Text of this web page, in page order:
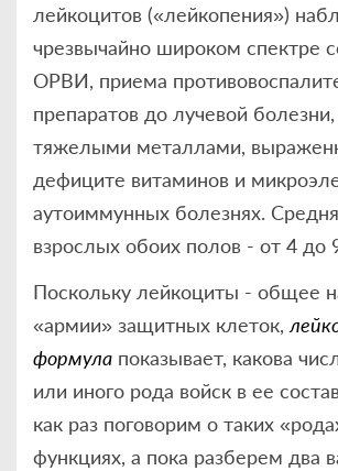
лейкоцитов («лейкопения»)
чрезвычайно широком спектре
ОРВИ, приема
препаратов до лучевой
тяжелыми металлами,
дефиците витаминов и
аутоиммунных болезнях.
взрослых обоих полов - от 4 до
Поскольку лейкоциты - общее
«армии» защитных клеток,
формула показывает, какова
или иного рода войск в ее
как раз поговорим о таких
функциях, а пока разберем два